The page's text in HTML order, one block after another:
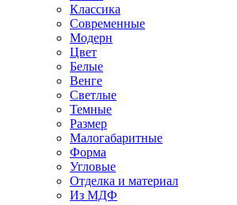
Классика
Современные
Модерн
Цвет
Белые
Венге
Светлые
Темные
Размер
Малогабаритные
Форма
Угловые
Отделка и материал
Из МДФ